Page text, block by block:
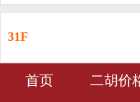
31F
型号HY603-演奏级二泉
󰀁
首页 二胡价